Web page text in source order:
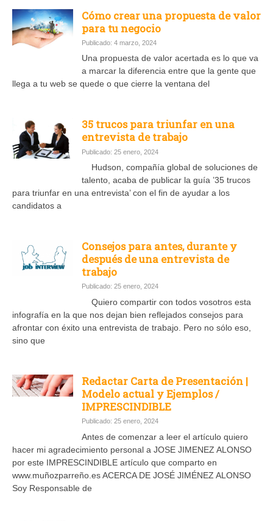
Cómo crear una propuesta de valor
para tu negocio
Publicado: 4 marzo, 2024
Una propuesta de valor acertada es lo que va
a marcar la diferencia entre que la gente que
llega a tu web se quede o que cierre la ventana del
35 trucos para triunfar en una
entrevista de trabajo
Publicado: 25 enero, 2024
Hudson, compañía global de soluciones de
talento, acaba de publicar la guía ’35 trucos
para triunfar en una entrevista’ con el fin de ayudar a los
candidatos a
Consejos para antes, durante y
después de una entrevista de
trabajo
Publicado: 25 enero, 2024
Quiero compartir con todos vosotros esta
infografía en la que nos dejan bien reflejados consejos para
afrontar con éxito una entrevista de trabajo. Pero no sólo eso,
sino que
Redactar Carta de Presentación |
Modelo actual y Ejemplos /
IMPRESCINDIBLE
Publicado: 25 enero, 2024
Antes de comenzar a leer el artículo quiero
hacer mi agradecimiento personal a JOSE JIMENEZ ALONSO
por este IMPRESCINDIBLE artículo que comparto en
www.muñozparreño.es ACERCA DE JOSÉ JIMÉNEZ ALONSO
Soy Responsable de